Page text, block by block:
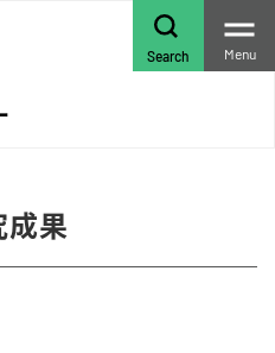
Search Menu
果